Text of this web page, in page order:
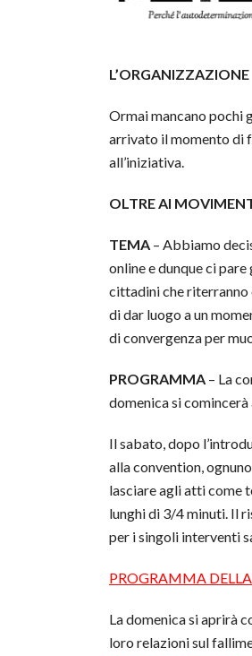
L’ORGANIZZAZIONE
Ormai mancano pochi
arrivato il momento di
all’iniziativa.
OLTRE AI
TEMA – Abbiamo
online e dunque ci
cittadini che riterranno
di dar luogo a un
di convergenza per
PROGRAMMA – La
domenica si
Il sabato, dopo
alla convention,
lasciare agli atti come
lunghi di 3/4 minuti. Il
per i singoli interventi
PROGRAMMA
La domenica si aprirà
loro relazioni sul